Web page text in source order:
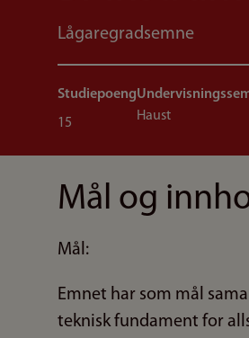
Lågaregradsemne
Studiepoeng
15
Haust
Mål og
Mål:
Emnet har som mål
teknisk fundament for